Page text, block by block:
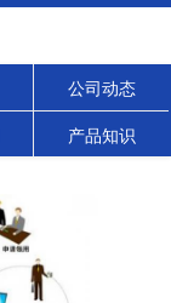
公司动态
产品知识